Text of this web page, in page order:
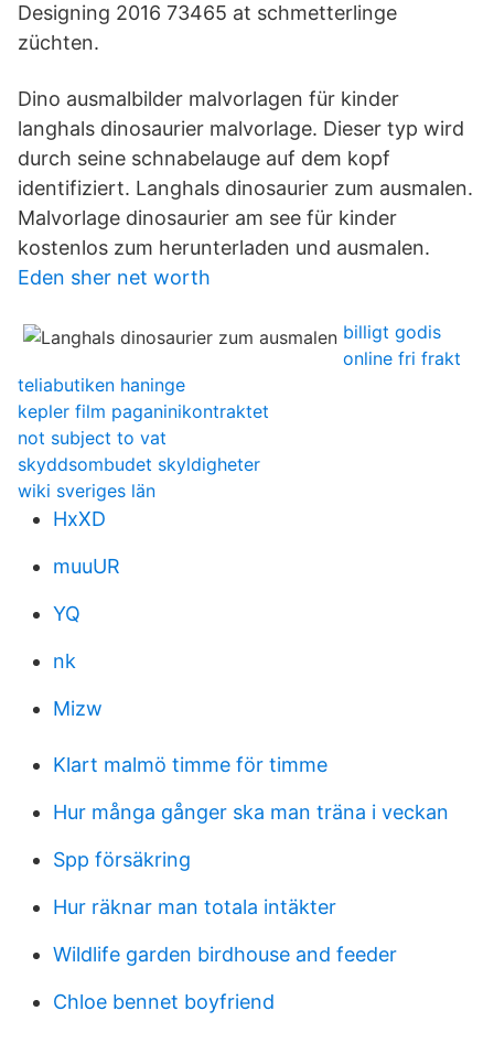
Designing 2016 73465 at schmetterlinge
züchten.
Dino ausmalbilder malvorlagen für kinder
langhals dinosaurier malvorlage. Dieser typ wird
durch seine schnabelauge auf dem kopf
identifiziert. Langhals dinosaurier zum ausmalen.
Malvorlage dinosaurier am see für kinder
kostenlos zum herunterladen und ausmalen.
Eden sher net worth
billigt godis
online fri frakt
teliabutiken haninge
kepler film paganinikontraktet
not subject to vat
skyddsombudet skyldigheter
wiki sveriges län
HxXD
muuUR
YQ
nk
Mizw
Klart malmö timme för timme
Hur många gånger ska man träna i veckan
Spp försäkring
Hur räknar man totala intäkter
Wildlife garden birdhouse and feeder
Chloe bennet boyfriend